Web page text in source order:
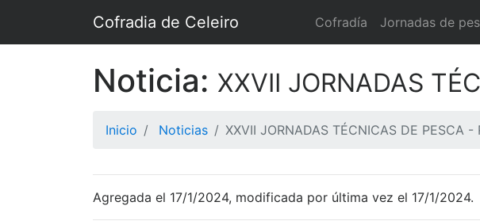
Cofradia de Celeiro Cofradía Jornadas de
Noticia: XXVII JORNADAS
Inicio Noticias XXVII JORNADAS TÉCNICAS DE PESCA -
Agregada el 17/1/2024, modificada por última vez el 17/1/2024.